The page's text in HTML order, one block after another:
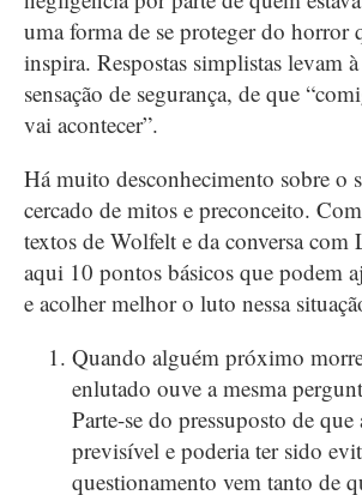
uma forma de se proteger do horror
inspira. Respostas simplistas levam
sensação de segurança, de que
vai acontecer”.
Há muito desconhecimento sobre o
cercado de mitos e preconceito.
textos de Wolfelt e da conversa com
aqui 10 pontos básicos que podem
e acolher melhor o luto nessa
Quando alguém próximo
enlutado ouve a mesma
Parte-se do pressuposto de
previsível e poderia ter sido
questionamento vem tanto de